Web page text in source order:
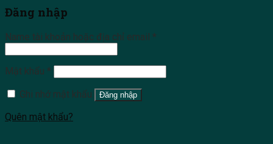
Đăng nhập
Name tài khoản hoặc địa chỉ email *
Mật khẩu *
Ghi nhớ mật khẩu
Đăng nhập
Quên mật khẩu?